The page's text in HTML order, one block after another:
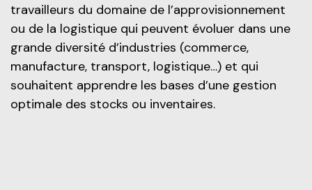
travailleurs du domaine de l’approvisionnement
ou de la logistique qui peuvent évoluer dans une
grande diversité d’industries (commerce,
manufacture, transport, logistique…) et qui
souhaitent apprendre les bases d’une gestion
optimale des stocks ou inventaires.